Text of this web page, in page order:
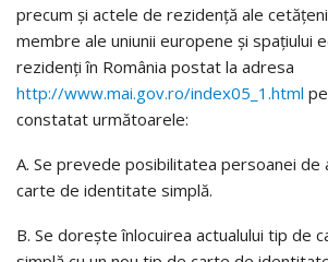
precum şi actele de rezidenţă ale
membre ale uniunii europene şi spaţiului
rezidenţi în România postat la adresa
http://www.mai.gov.ro/index05_1.html
constatat următoarele:
A. Se prevede posibilitatea persoanei de
carte de identitate simplă.
B. Se dorește înlocuirea actualului tip de